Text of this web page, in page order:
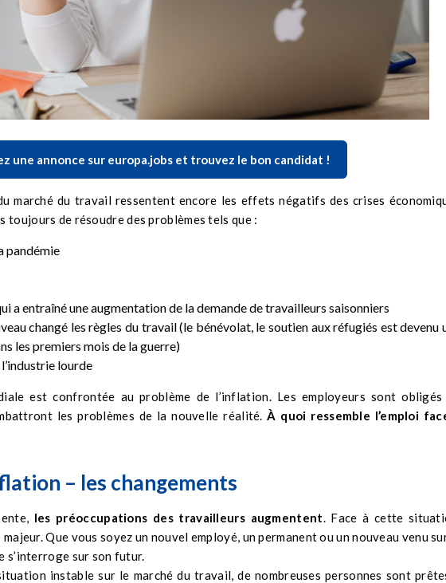
une annonce sur europa.jobs et trouvez le bon candidat !
marché du travail ressentent encore les effets négatifs des crises
toujours de résoudre des problèmes tels que :
pandémie
a entraîné une augmentation de la demande de travailleurs saisonniers
changé les règles du travail (le bénévolat, le soutien aux réfugiés est devenu
les premiers mois de la guerre)
lourde
est confrontée au problème de l’inflation. Les employeurs sont obligés
les problèmes de la nouvelle réalité.À quoi ressemble l’emploi
– les changements
les préoccupations des travailleurs augmentent. Face à cette
Que vous soyez un nouvel employé, un permanent ou un nouveau venu
s’interroge sur son futur.
instable sur le marché du travail, de nombreuses personnes sont